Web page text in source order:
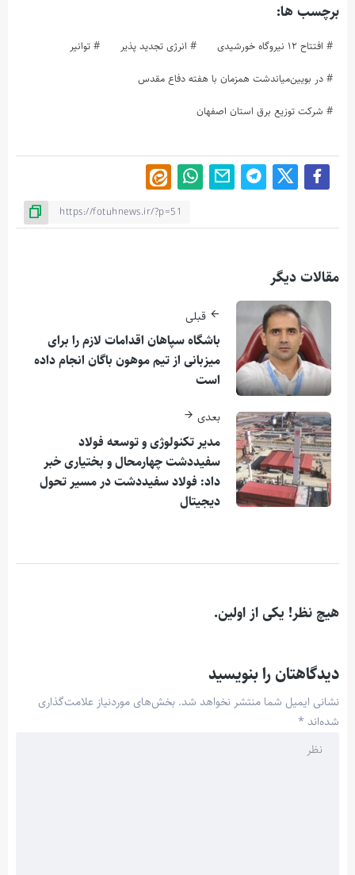
برچسب ها:
افتتاح ۱۲ نیروگاه خورشیدی انرژی تجدید پذیر توانیر
در بویین‌میاندشت همزمان با هفته دفاع مقدس
شرکت توزیع برق استان اصفهان
مقالات دیگر
قبلی
باشگاه سپاهان اقدامات لازم را برای
میزبانی از تیم موهون باگان انجام داده
است
بعدی
مدیر تکنولوژی و توسعه فولاد
سفیددشت چهارمحال و بختیاری خبر
داد: فولاد سفیددشت در مسیر تحول
دیجیتال
هیچ نظر! یکی از اولین.
دیدگاهتان را بنویسید
نشانی ایمیل شما منتشر نخواهد شد. بخش‌های موردنیاز علامت‌گذاری
شده‌اند *